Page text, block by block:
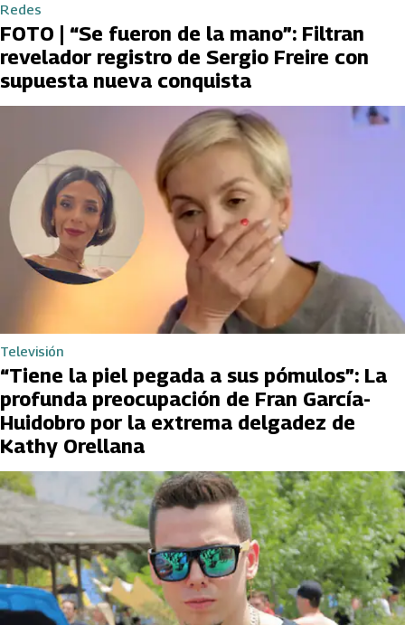
Redes
FOTO | “Se fueron de la mano”: Filtran
revelador registro de Sergio Freire con
supuesta nueva conquista
Televisión
“Tiene la piel pegada a sus pómulos”: La
profunda preocupación de Fran García-
Huidobro por la extrema delgadez de
Kathy Orellana